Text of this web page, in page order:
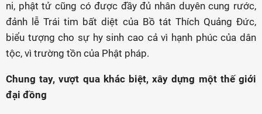
ni, phật tử cũng có được đầy đủ nhân duyên cung rước,
đảnh lễ Trái tim bất diệt của Bồ tát Thích Quảng Đức,
biểu tượng cho sự hy sinh cao cả vì hạnh phúc của dân
tộc, vì trường tồn của Phật pháp.
Chung tay, vượt qua khác biệt, xây dựng một thế giới
đại đồng